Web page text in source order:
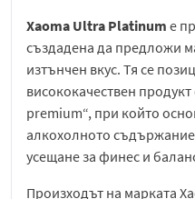
Xaoma Ultra Platinum е
създадена да предложи
изтънчен вкус. Тя се
висококачествен
premium“, при който
алкохолното
усещане за финес и
Произходът на марката